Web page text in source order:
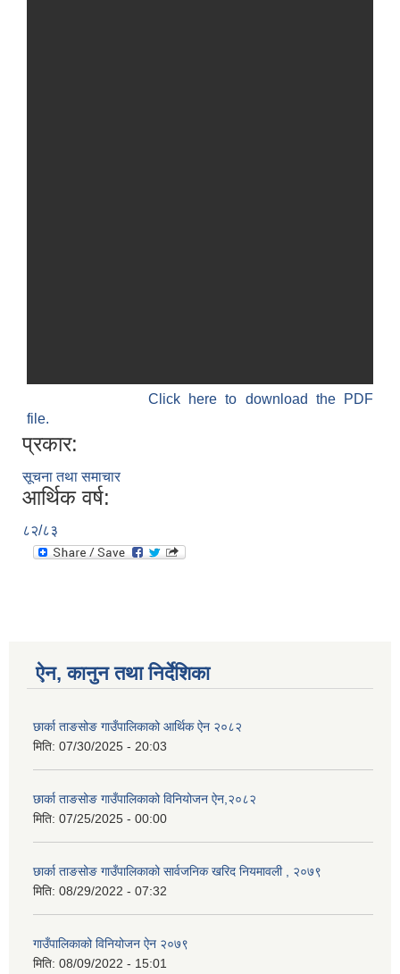
Click here to download the PDF
file.
प्रकार:
सूचना तथा समाचार
आर्थिक वर्ष:
८२/८३
ऐन, कानुन तथा निर्देशिका
छार्का ताङसोङ गाउँपालिकाको आर्थिक ऐन २०८२
मिति: 07/30/2025 - 20:03
छार्का ताङसोङ गाउँपालिकाको विनियोजन ऐन,२०८२
मिति: 07/25/2025 - 00:00
छार्का ताङसोङ गाउँपालिकाको सार्वजनिक खरिद नियमावली , २०७९
मिति: 08/29/2022 - 07:32
गाउँपालिकाको विनियोजन ऐन २०७९
मिति: 08/09/2022 - 15:01